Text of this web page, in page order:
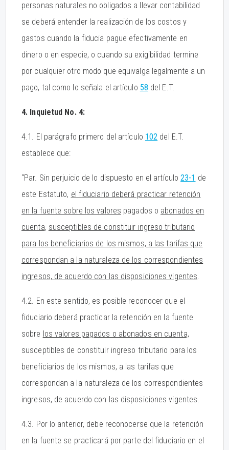
personas naturales no obligados a llevar contabilidad
se deberá entender la realización de los costos y
gastos cuando la fiducia pague efectivamente en
dinero o en especie, o cuando su exigibilidad termine
por cualquier otro modo que equivalga legalmente a un
pago, tal como lo señala el artículo 58 del E.T.
4. Inquietud No. 4:
4.1. El parágrafo primero del artículo 102 del E.T.
establece que:
“Par. Sin perjuicio de lo dispuesto en el artículo23-1 de
este Estatuto, el fiduciario deberá practicar retención
en la fuente sobre los valores pagados o abonados en
cuenta, susceptibles de constituir ingreso tributario
para los beneficiarios de los mismos, a las tarifas que
correspondan a la naturaleza de los correspondientes
ingresos, de acuerdo con las disposiciones vigentes.
4.2. En este sentido, es posible reconocer que el
fiduciario deberá practicar la retención en la fuente
sobre los valores pagados o abonados en cuenta,
susceptibles de constituir ingreso tributario para los
beneficiarios de los mismos, a las tarifas que
correspondan a la naturaleza de los correspondientes
ingresos, de acuerdo con las disposiciones vigentes.
4.3. Por lo anterior, debe reconocerse que la retención
en la fuente se practicará por parte del fiduciario en el